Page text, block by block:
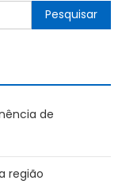
de
região